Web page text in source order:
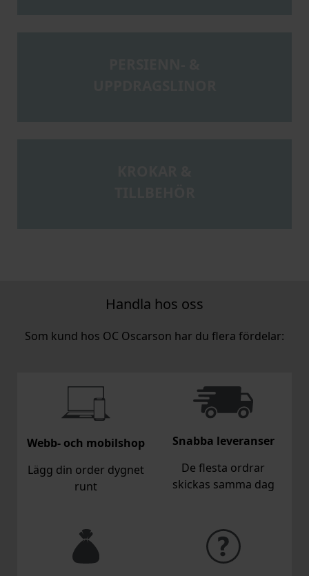
Handla hos oss
Som kund hos OC Oscarson har du flera fördelar:
Webb- och mobilshop
Lägg din order dygnet
runt
Snabba leveranser
De flesta ordrar
skickas samma dag